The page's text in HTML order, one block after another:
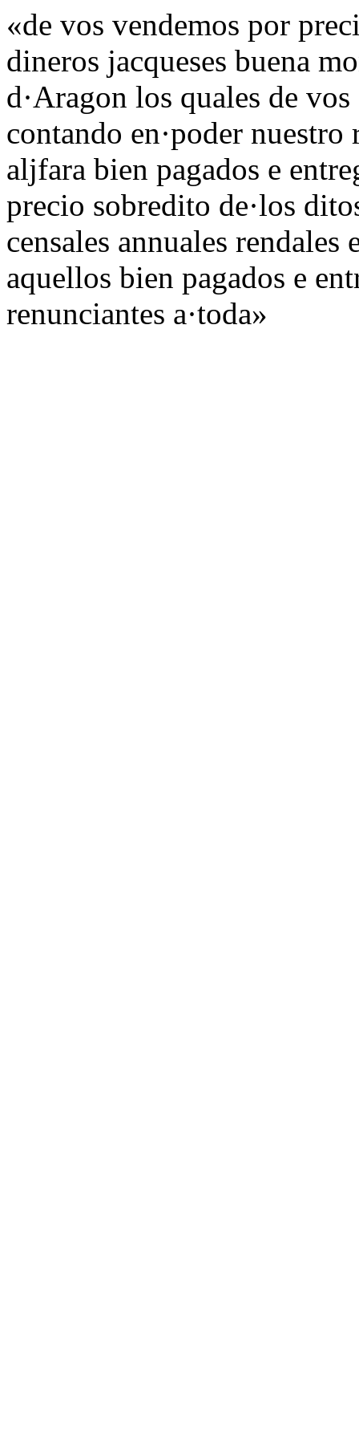
«de vos vendemos por
dineros jacqueses buena
d·Aragon los quales de
contando en·poder nuestro
aljfara bien pagados e
precio sobredito de·los
censales annuales
aquellos bien pagados e
renunciantes a·toda»